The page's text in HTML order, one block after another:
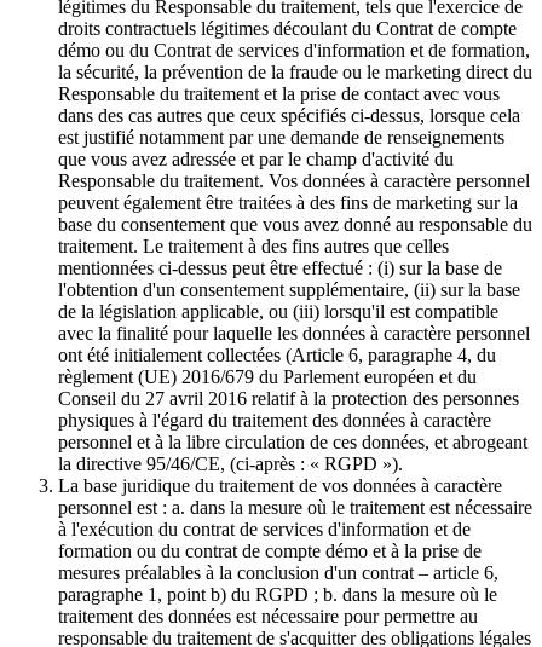
légitimes du Responsable du traitement, tels que l'exercice de
droits contractuels légitimes découlant du Contrat de compte
démo ou du Contrat de services d'information et de formation,
la sécurité, la prévention de la fraude ou le marketing direct du
Responsable du traitement et la prise de contact avec vous
dans des cas autres que ceux spécifiés ci-dessus, lorsque cela
est justifié notamment par une demande de renseignements
que vous avez adressée et par le champ d'activité du
Responsable du traitement. Vos données à caractère personnel
peuvent également être traitées à des fins de marketing sur la
base du consentement que vous avez donné au responsable du
traitement. Le traitement à des fins autres que celles
mentionnées ci-dessus peut être effectué : (i) sur la base de
l'obtention d'un consentement supplémentaire, (ii) sur la base
de la législation applicable, ou (iii) lorsqu'il est compatible
avec la finalité pour laquelle les données à caractère personnel
ont été initialement collectées (Article 6, paragraphe 4, du
règlement (UE) 2016/679 du Parlement européen et du
Conseil du 27 avril 2016 relatif à la protection des personnes
physiques à l'égard du traitement des données à caractère
personnel et à la libre circulation de ces données, et abrogeant
la directive 95/46/CE, (ci-après : « RGPD »).
La base juridique du traitement de vos données à caractère
personnel est : a. dans la mesure où le traitement est nécessaire
à l'exécution du contrat de services d'information et de
formation ou du contrat de compte démo et à la prise de
mesures préalables à la conclusion d'un contrat – article 6,
paragraphe 1, point b) du RGPD ; b. dans la mesure où le
traitement des données est nécessaire pour permettre au
responsable du traitement de s'acquitter des obligations légales